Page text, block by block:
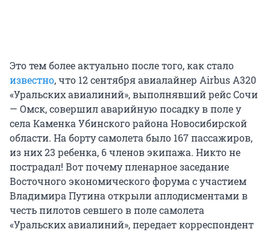
Это тем более актуально после того, как стало
известно, что 12 сентября авиалайнер Airbus А320
«Уральских авиалиний», выполнявший рейс Сочи
— Омск, совершил аварийную посадку в поле у
села Каменка Убинского района Новосибирской
области. На борту самолета было 167 пассажиров,
из них 23 ребенка, 6 членов экипажа. Никто не
пострадал! Вот почему пленарное заседание
Восточного экономического форума с участием
Владимира Путина открыли аплодисментами в
честь пилотов севшего в поле самолета
«Уральских авиалиний», передает корреспондент